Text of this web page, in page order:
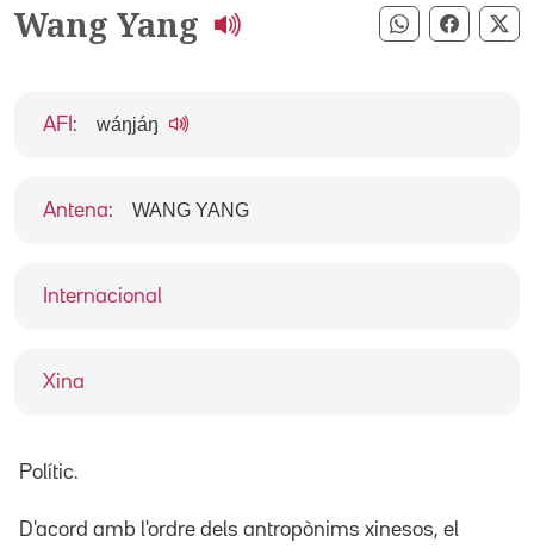
Wang Yang Compartir
Internacional
Xina
AFI : wáŋjáŋ
Antena: WANG YANG
Polític.
D'acord amb l'ordre dels antropònims xinesos, el